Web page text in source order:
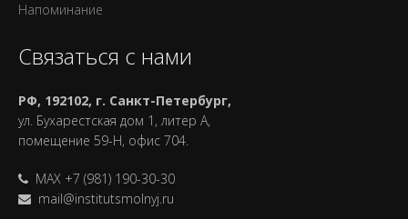
Напоминание
Связаться с нами
РФ, 192102, г. Санкт-Петербург,
ул. Бухарестская дом 1, литер А,
помещение 59-Н, офис 704.
MAX +7 (981) 190-30-30
mail@institutsmolnyj.ru